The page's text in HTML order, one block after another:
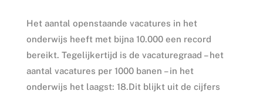
Het aantal openstaande vacatures in het
onderwijs heeft met bijna 10.000 een record
bereikt. Tegelijkertijd is de vacaturegraad – het
aantal vacatures per 1000 banen – in het
onderwijs het laagst: 18.Dit blijkt uit de cijfers